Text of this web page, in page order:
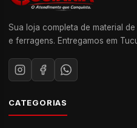
Sua loja completa de material
e ferragens. Entregamos em
CATEGORIAS